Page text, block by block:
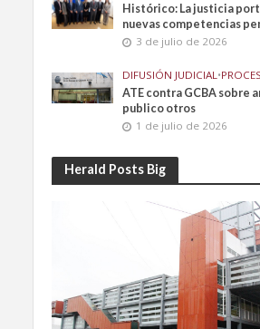
Histórico: La justicia
nuevas competencias
3 de julio de 2026
DIFUSIÓN JUDICIAL •
ATE contra GCBA sobre
publico otros
1 de julio de 2026
Herald Posts Big